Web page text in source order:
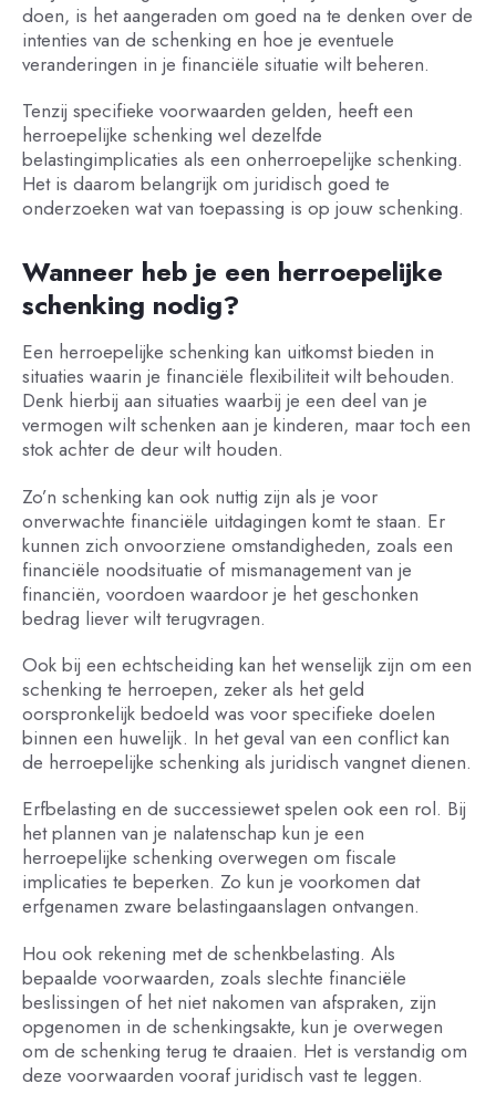
doen, is het aangeraden om goed na te denken over de
intenties van de schenking en hoe je eventuele
veranderingen in je financiële situatie wilt beheren.
Tenzij specifieke voorwaarden gelden, heeft een
herroepelijke schenking wel dezelfde
belastingimplicaties als een onherroepelijke schenking.
Het is daarom belangrijk om juridisch goed te
onderzoeken wat van toepassing is op jouw schenking.
Wanneer heb je een herroepelijke
schenking nodig?
Een herroepelijke schenking kan uitkomst bieden in
situaties waarin je financiële flexibiliteit wilt behouden.
Denk hierbij aan situaties waarbij je een deel van je
vermogen wilt schenken aan je kinderen, maar toch een
stok achter de deur wilt houden.
Zo’n schenking kan ook nuttig zijn als je voor
onverwachte financiële uitdagingen komt te staan. Er
kunnen zich onvoorziene omstandigheden, zoals een
financiële noodsituatie of mismanagement van je
financiën, voordoen waardoor je het geschonken
bedrag liever wilt terugvragen.
Ook bij een echtscheiding kan het wenselijk zijn om een
schenking te herroepen, zeker als het geld
oorspronkelijk bedoeld was voor specifieke doelen
binnen een huwelijk. In het geval van een conflict kan
de herroepelijke schenking als juridisch vangnet dienen.
Erfbelasting en de successiewet spelen ook een rol. Bij
het plannen van je nalatenschap kun je een
herroepelijke schenking overwegen om fiscale
implicaties te beperken. Zo kun je voorkomen dat
erfgenamen zware belastingaanslagen ontvangen.
Hou ook rekening met de schenkbelasting. Als
bepaalde voorwaarden, zoals slechte financiële
beslissingen of het niet nakomen van afspraken, zijn
opgenomen in de schenkingsakte, kun je overwegen
om de schenking terug te draaien. Het is verstandig om
deze voorwaarden vooraf juridisch vast te leggen.